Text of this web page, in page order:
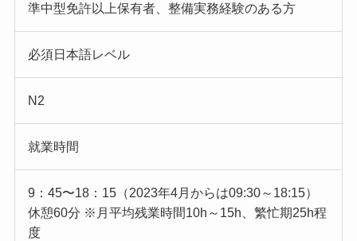
準中型免許以上保有者、整備実務経験のある方
必須日本語レベル
N2
就業時間
9：45〜18：15（2023年4月からは09:30～18:15）
休憩60分 ※月平均残業時間10h～15h、繁忙期25h程
度